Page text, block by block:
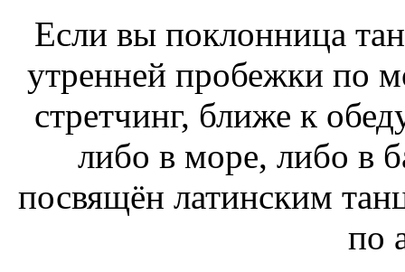
Если вы поклонница
утренней пробежки по
стретчинг, ближе к
либо в море, либо в
посвящён латинским
по